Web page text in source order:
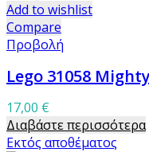
Add to wishlist
Compare
Προβολή
Lego 31058
17,00 €
Διαβάστε περισσότερα
Εκτός αποθέματος